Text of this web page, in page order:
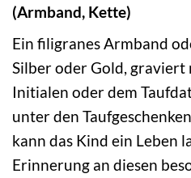
(Armband, Kette)
Ein filigranes Armband
Silber oder Gold, graviert
Initialen oder dem
unter den
kann das Kind ein Leben
Erinnerung an diesen